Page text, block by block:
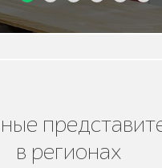
в регионах